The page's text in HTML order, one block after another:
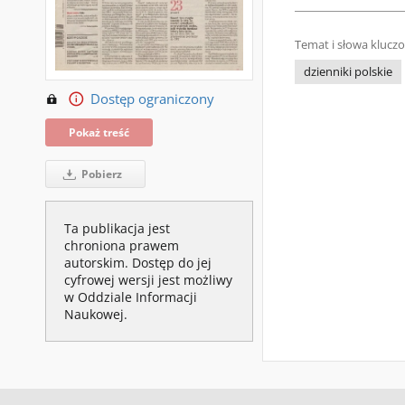
Dostęp ograniczony
Pokaż treść
Pobierz
Ta publikacja jest
chroniona prawem
autorskim. Dostęp do jej
cyfrowej wersji jest możliwy
w Oddziale Informacji
Naukowej.
Temat i słowa
dzienniki polskie